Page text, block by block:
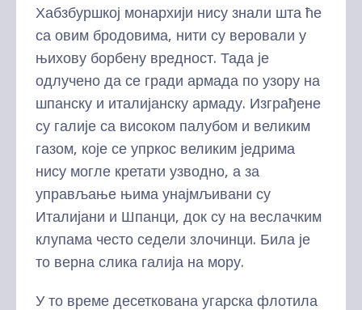
Хабзбуршкој монархији нису знали шта ће
са овим бродовима, нити су веровали у
њихову борбену вредност. Тада је
одлучено да се гради армада по узору на
шпанску и италијанску армаду. Изграђене
су галије са високом палубом и великим
газом, које се упркос великим једрима
нису могле кретати узводно, а за
управљање њима унајмљивани су
Италијани и Шпанци, док су на веслачким
клупама често седели злочинци. Била је
то верна слика галија на мору.
У то време десеткована угарска флотила